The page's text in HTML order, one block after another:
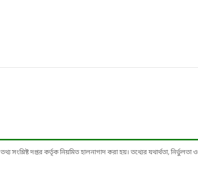
দপ্তর কর্তৃক নিয়মিত হালনাগাদ করা হয়। তথ্যের যথার্থতা, নির্ভুলতা ও